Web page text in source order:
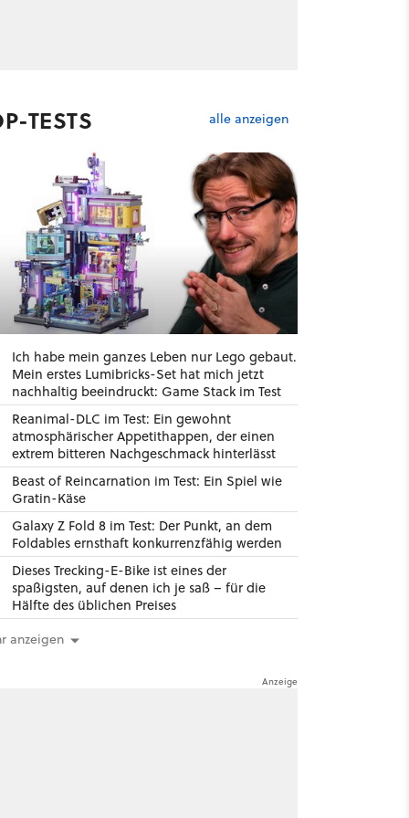
TESTS alle anzeigen
Ich habe mein ganzes Leben nur Lego gebaut.
Mein erstes Lumibricks-Set hat mich jetzt
nachhaltig beeindruckt: Game Stack im Test
Reanimal-DLC im Test: Ein gewohnt
atmosphärischer Appetithappen, der einen
extrem bitteren Nachgeschmack hinterlässt
Beast of Reincarnation im Test: Ein Spiel wie
Gratin-Käse
Galaxy Z Fold 8 im Test: Der Punkt, an dem
Foldables ernsthaft konkurrenzfähig werden
Dieses Trecking-E-Bike ist eines der
spaßigsten, auf denen ich je saß – für die
Hälfte des üblichen Preises
anzeigen